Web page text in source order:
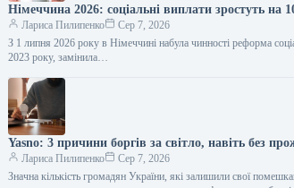
Німеччина 2026: соціальні виплати зростуть на
Лариса Пилипенко
Сер 7, 2026
З 1 липня 2026 року в Німеччині набула чинності реформа
2023 року, замінила…
Yasno: 3 причини боргів за світло, навіть без
Лариса Пилипенко
Сер 7, 2026
Значна кількість громадян України, які залишили свої